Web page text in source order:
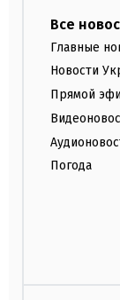
Все
Главные
Новости
Прямой
Погода